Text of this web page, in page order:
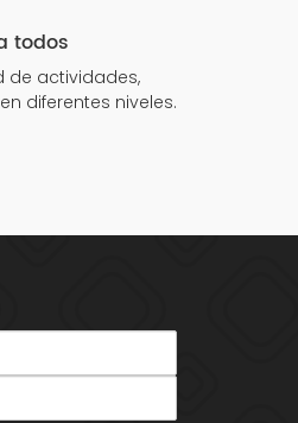
todos
de actividades,
diferentes niveles.